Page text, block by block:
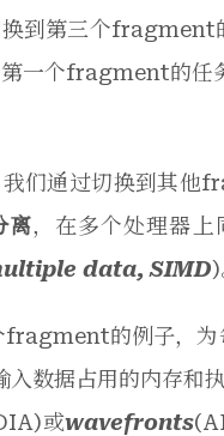
到第三个fragment
一个fragment的任
们通过切换到其他
离，在多个处理器上
data, SIMD)
fragment的例子，
数据占用的内存和
或wavefronts